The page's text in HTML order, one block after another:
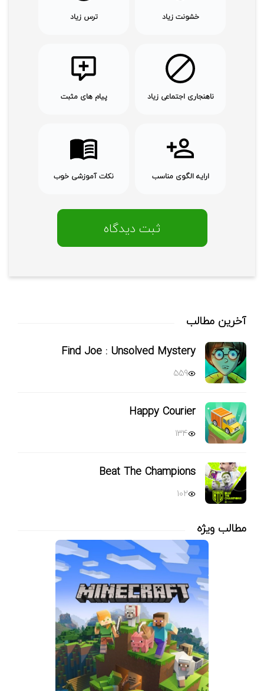
آخرین مطالب
Find Joe : Unsolved Mystery
559
Happy Courier
134
Beat The Champions
102
مطالب ویژه
خشونت زیاد ترس زیاد
ناهنجاری اجتماعی زیاد پیام های مثبت
ارایه الگوی مناسب نکات آموزشی خوب